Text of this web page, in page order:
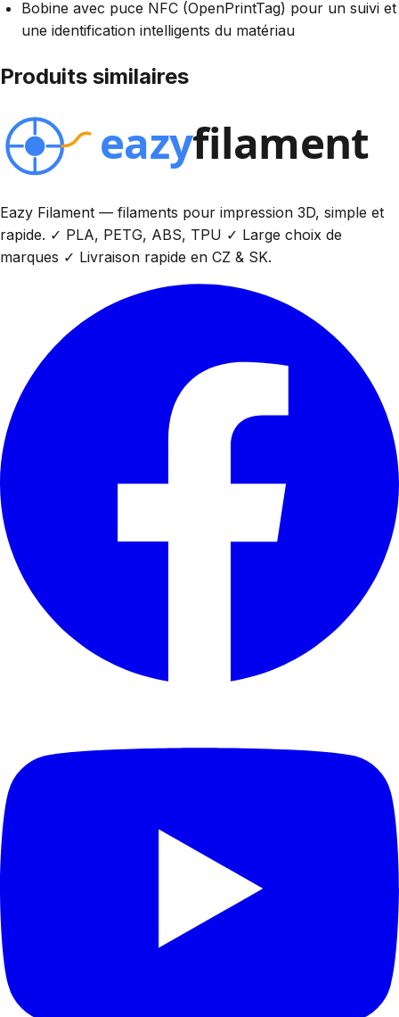
Bobine avec puce NFC (OpenPrintTag) pour un suivi et
une identification intelligents du matériau
Produits similaires
Eazy Filament — filaments pour impression 3D, simple et
rapide. ✓ PLA, PETG, ABS, TPU ✓ Large choix de
marques ✓ Livraison rapide en CZ & SK.